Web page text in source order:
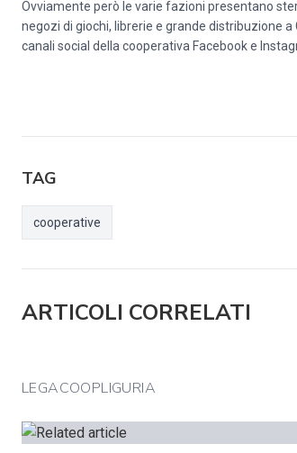
Ovviamente però le varie fazioni presentano
negozi di giochi, librerie e grande distribuzione
canali social della cooperativa Facebooke
TAG
cooperative
ARTICOLI CORRELATI
LEGACOOPLIGURIA